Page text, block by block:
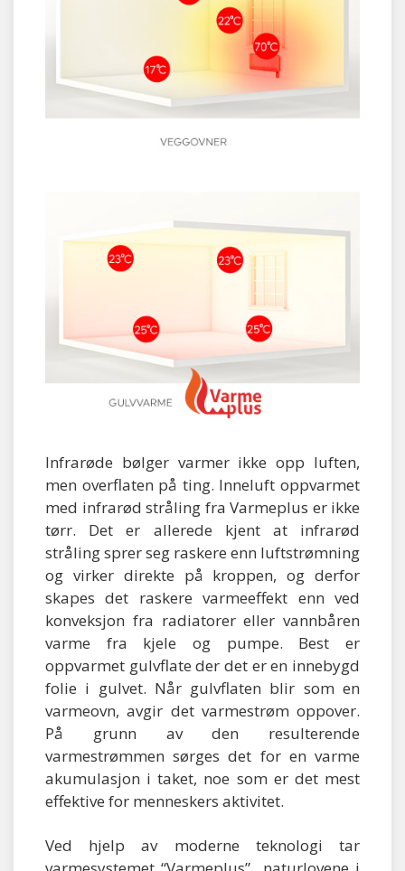
Infrarøde bølger varmer ikke opp luften,
men overflaten på ting. Inneluft oppvarmet
med infrarød stråling fra Varmeplus er ikke
tørr. Det er allerede kjent at infrarød
stråling sprer seg raskere enn luftstrømning
og virker direkte på kroppen, og derfor
skapes det raskere varmeeffekt enn ved
konveksjon fra radiatorer eller vannbåren
varme fra kjele og pumpe. Best er
oppvarmet gulvflate der det er en innebygd
folie i gulvet. Når gulvflaten blir som en
varmeovn, avgir det varmestrøm oppover.
På grunn av den resulterende
varmestrømmen sørges det for en varme
akumulasjon i taket, noe som er det mest
effektive for menneskers aktivitet.
Ved hjelp av moderne teknologi tar